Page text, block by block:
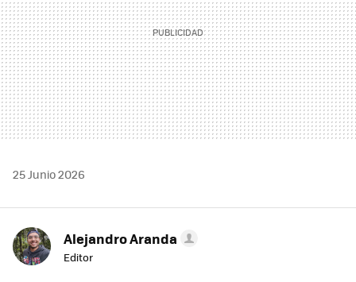
25 Junio 2026
Alejandro Aranda
Editor